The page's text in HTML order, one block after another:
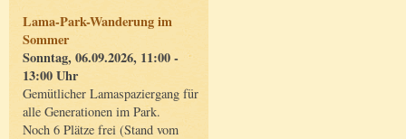
Lama-Park-Wanderung im
Sommer
Sonntag, 06.09.2026, 11:00 -
13:00 Uhr
Gemütlicher Lamaspaziergang für
alle Generationen im Park.
Noch 6 Plätze frei (Stand vom